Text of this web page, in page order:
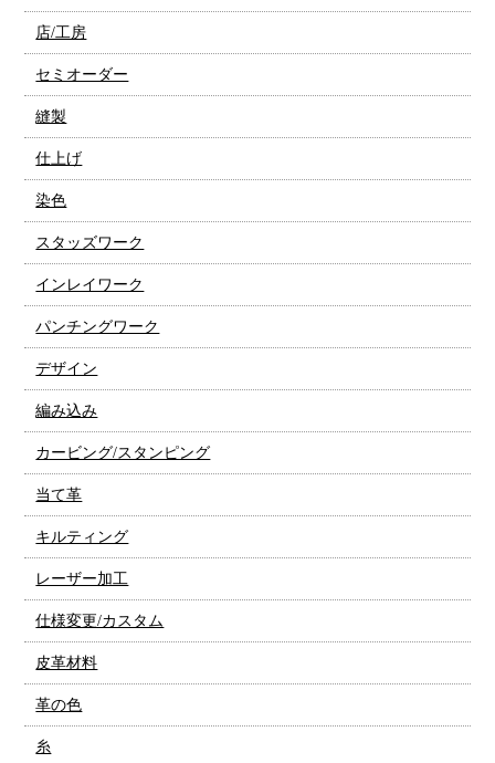
店/工房
セミオーダー
縫製
仕上げ
染色
スタッズワーク
インレイワーク
パンチングワーク
デザイン
編み込み
カービング/スタンピング
当て革
キルティング
レーザー加工
仕様変更/カスタム
皮革材料
革の色
糸